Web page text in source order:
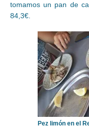
tomamos un pan de
84,3€.
Pez limón en el